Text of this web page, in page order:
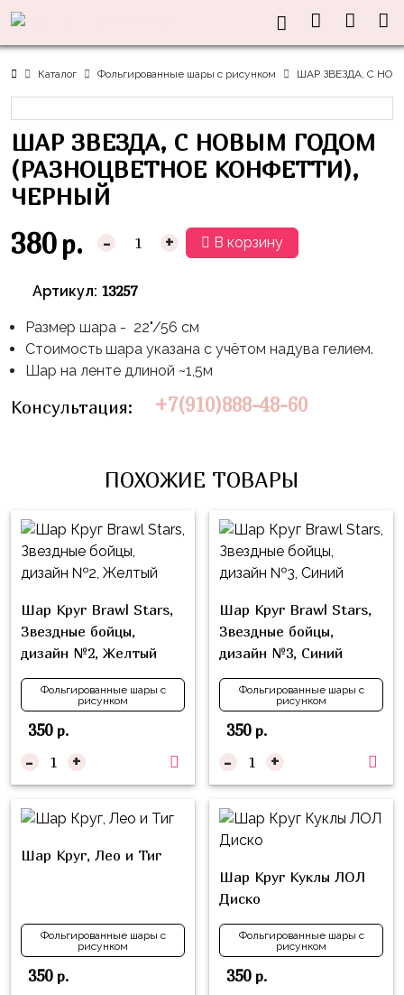
Каталог Фольгированные шары с рисунком ШАР ЗВЕЗДА, С
ШАР ЗВЕЗДА, С НОВЫМ ГОДОМ
(РАЗНОЦВЕТНОЕ КОНФЕТТИ),
ЧЕРНЫЙ
380 р. - + В корзину
Артикул: 13257
Размер шара - 22"/56 см
Стоимость шара указана с учётом надува гелием.
Шар на ленте длиной ~1,5м
Консультация: +7(910)888-48-60
ПОХОЖИЕ ТОВАРЫ
Шар Круг Brawl Stars,
Звездные бойцы,
дизайн №2, Желтый
Фольгированные шары с
рисунком
350р.
- +
Шар Круг Brawl Stars,
Звездные бойцы,
дизайн №3, Синий
Фольгированные шары с
рисунком
350р.
- +
Шар Круг, Лео и Тиг
Фольгированные шары с
рисунком
350р.
Шар Круг Куклы ЛОЛ
Диско
Фольгированные шары с
рисунком
350р.
консультация?
Акции
Каталог
Латексные
шары
без
рисунка
Латексные
шары
рисунком
Фольгированные
сердца/
звёзды
Фольга
см
Фольга
91
см
Фольгированные
шары
с
рисунком
Фольгированные
фигуры
Готовые
композиции
шаров
Шары
декором
Праздники
8
марта
23
февраля,
Я
Рождения
LOVE
День
Влюблённых
Хэллоуин
Девичник
Мальчик
или
Тематики
Оранжевая
Корова
Маша
Синий
Пикачу
Леди
мишки
Грузовичок
Лёва
Свинка
Пеппа
Малышарики
Холодное
Мой
Маленький
Пони
Губка
Лунтик
Чебурашка
Информация
О нас
Доставка
и оплата
Контакты
Скидки
Контакты
48-
60
zakazsharoff@yandex.ru
М.Горького,
62/2